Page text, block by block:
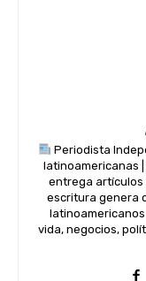
Periodista
latinoamericanas
entrega artículos
escritura genera
vida, negocios,